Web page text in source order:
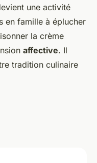
une activité
en famille à éplucher
la crème
affective. Il
tradition culinaire